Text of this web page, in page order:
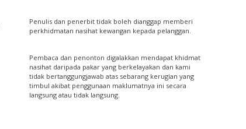
Penulis dan penerbit tidak boleh dianggap memberi
perkhidmatan nasihat kewangan kepada pelanggan.
Pembaca dan penonton digalakkan mendapat khidmat
nasihat daripada pakar yang berkelayakan dan kami
tidak bertanggungjawab atas sebarang kerugian yang
timbul akibat penggunaan maklumatnya ini secara
langsung atau tidak langsung.